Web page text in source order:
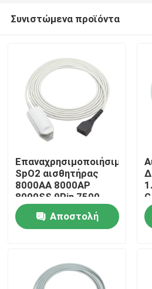
Σπίτι
Προϊόντα
Γύρος εργοστασίων
Συνιστώμενα προϊόντα
Επαναχρησιμοποιήσιμος
SpO2 αισθητήρας
8000AA 8000AP
8000SS 9Pin 7500
8800 Xpod 3012
Nonin ενήλικος
έλεγχος συνδετήρων
Αποστολή